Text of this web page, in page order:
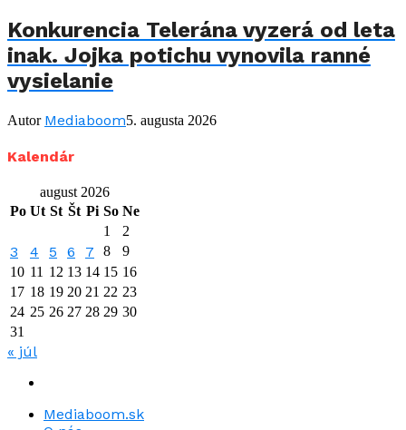
Konkurencia Telerána vyzerá od leta
inak. Jojka potichu vynovila ranné
vysielanie
Autor Mediaboom5. augusta 2026
Kalendár
august 2026
Po Ut St Št Pi So Ne
1
2
3 4 5 6 7 8
9
10 11 12 13 14 15 16
17 18 19 20 21 22 23
24 25 26 27 28 29 30
31
« júl
Mediaboom.sk